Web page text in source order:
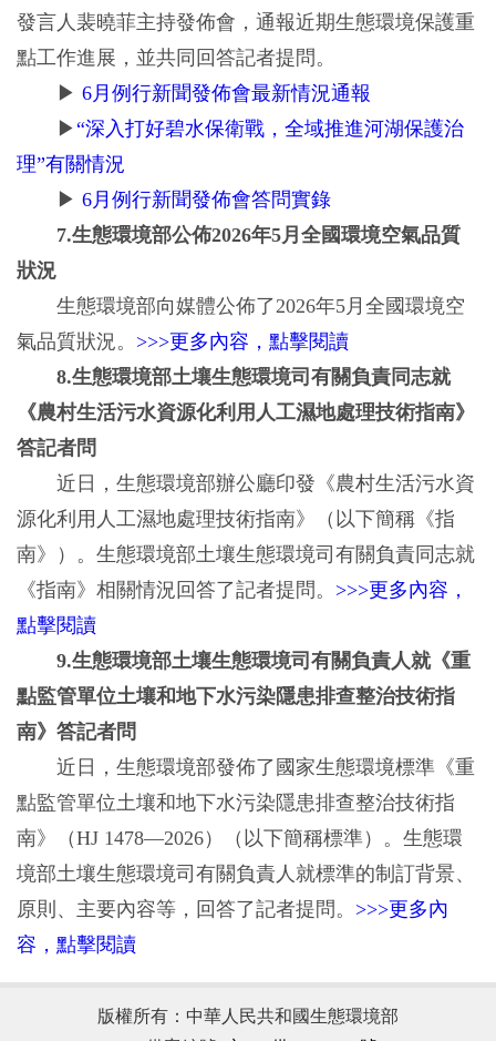
發言人裴曉菲主持發佈會，通報近期生態環境保護重
點工作進展，並共同回答記者提問。
▶ 6月例行新聞發佈會最新情況通報
▶“深入打好碧水保衛戰，全域推進河湖保護治
理”有關情況
▶ 6月例行新聞發佈會答問實錄
7.生態環境部公佈2026年5月全國環境空氣品質
狀況
生態環境部向媒體公佈了2026年5月全國環境空
氣品質狀況。 >>>更多內容，點擊閱讀
8.生態環境部土壤生態環境司有關負責同志就
《農村生活污水資源化利用人工濕地處理技術指南》
答記者問
近日，生態環境部辦公廳印發《農村生活污水資
源化利用人工濕地處理技術指南》（以下簡稱《指
南》）。生態環境部土壤生態環境司有關負責同志就
《指南》相關情況回答了記者提問。 >>>更多內容，
點擊閱讀
9.生態環境部土壤生態環境司有關負責人就《重
點監管單位土壤和地下水污染隱患排查整治技術指
南》答記者問
近日，生態環境部發佈了國家生態環境標準《重
點監管單位土壤和地下水污染隱患排查整治技術指
南》（HJ 1478—2026）（以下簡稱標準）。生態環
境部土壤生態環境司有關負責人就標準的制訂背景、
原則、主要內容等，回答了記者提問。 >>>更多內
容，點擊閱讀
版權所有：中華人民共和國生態環境部